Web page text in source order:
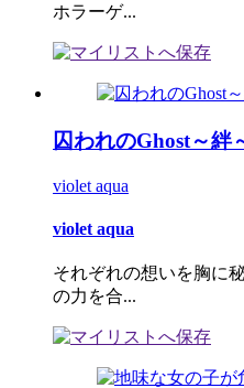
ホラーゲ...
囚われのGhost～絆
violet aqua
violet aqua
それぞれの想いを胸に
の力を合...